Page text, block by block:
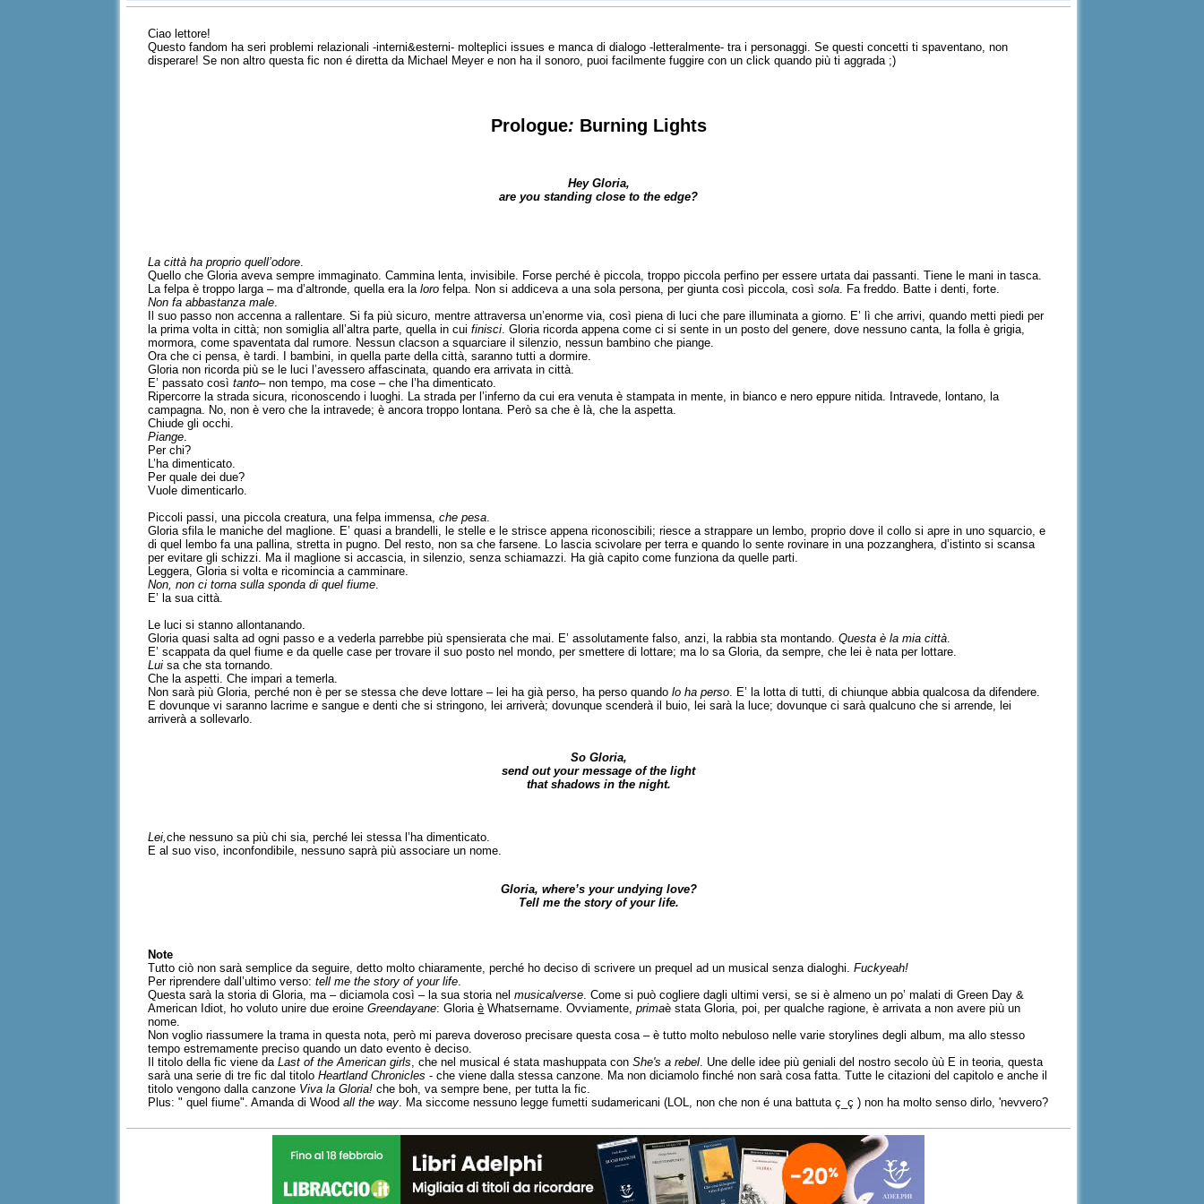
Ciao lettore!
Questo fandom ha seri problemi relazionali -interni&esterni- molteplici issues e manca di dialogo -letteralmente- tra i personaggi. Se questi concetti ti spaventano, non
disperare! Se non altro questa fic non é diretta da Michael Meyer e non ha il sonoro, puoi facilmente fuggire con un click quando più ti aggrada ;)
Prologue: Burning Lights
Hey Gloria,
are you standing close to the edge?
La città ha proprio quell’odore.
Quello che Gloria aveva sempre immaginato. Cammina lenta, invisibile. Forse perché è piccola, troppo piccola perfino per essere urtata dai passanti. Tiene le mani in tasca.
La felpa è troppo larga – ma d’altronde, quella era laloro felpa. Non si addiceva a una sola persona, per giunta così piccola, cosìsola. Fa freddo. Batte i denti, forte.
Non fa abbastanza male.
Il suo passo non accenna a rallentare. Si fa più sicuro, mentre attraversa un’enorme via, così piena di luci che pare illuminata a giorno. E’ lì che arrivi, quando metti piedi per
la prima volta in città; non somiglia all’altra parte, quella in cuifinisci. Gloria ricorda appena come ci si sente in un posto del genere, dove nessuno canta, la folla è grigia,
mormora, come spaventata dal rumore. Nessun clacson a squarciare il silenzio, nessun bambino che piange.
Ora che ci pensa, è tardi. I bambini, in quella parte della città, saranno tutti a dormire.
Gloria non ricorda più se le luci l’avessero affascinata, quando era arrivata in città.
E’ passato cosìtanto– non tempo, ma cose – che l’ha dimenticato.
Ripercorre la strada sicura, riconoscendo i luoghi. La strada per l’inferno da cui era venuta è stampata in mente, in bianco e nero eppure nitida. Intravede, lontano, la
campagna. No, non è vero che la intravede; è ancora troppo lontana. Però sa che è là, che la aspetta.
Chiude gli occhi.
Piange.
Per chi?
L’ha dimenticato.
Per quale dei due?
Vuole dimenticarlo.
Piccoli passi, una piccola creatura, una felpa immensa,che pesa.
Gloria sfila le maniche del maglione. E’ quasi a brandelli, le stelle e le strisce appena riconoscibili; riesce a strappare un lembo, proprio dove il collo si apre in uno squarcio, e
di quel lembo fa una pallina, stretta in pugno. Del resto, non sa che farsene. Lo lascia scivolare per terra e quando lo sente rovinare in una pozzanghera, d’istinto si scansa
per evitare gli schizzi. Ma il maglione si accascia, in silenzio, senza schiamazzi. Ha già capito come funziona da quelle parti.
Leggera, Gloria si volta e ricomincia a camminare.
Non, non ci torna sulla sponda di quel fiume.
E’ la sua città.
Le luci si stanno allontanando.
Gloria quasi salta ad ogni passo e a vederla parrebbe più spensierata che mai. E’ assolutamente falso, anzi, la rabbia sta montando.Questa è la mia città.
E’ scappata da quel fiume e da quelle case per trovare il suo posto nel mondo, per smettere di lottare; ma lo sa Gloria, da sempre, che lei è nata per lottare.
Lui sa che sta tornando.
Che la aspetti. Che impari a temerla.
Non sarà più Gloria, perché non è per se stessa che deve lottare – lei ha già perso, ha perso quandolo ha perso. E’ la lotta di tutti, di chiunque abbia qualcosa da difendere.
E dovunque vi saranno lacrime e sangue e denti che si stringono, lei arriverà; dovunque scenderà il buio, lei sarà la luce; dovunque ci sarà qualcuno che si arrende, lei
arriverà a sollevarlo.
So Gloria,
send out your message of the light
that shadows in the night.
Lei,che nessuno sa più chi sia, perché lei stessa l’ha dimenticato.
E al suo viso, inconfondibile, nessuno saprà più associare un nome.
Gloria, where’s your undying love?
Tell me the story of your life.
Note
Tutto ciò non sarà semplice da seguire, detto molto chiaramente, perché ho deciso di scrivere un prequel ad un musical senza dialoghi.Fuckyeah!
Per riprendere dall’ultimo verso:tell me the story of your life
Questa sarà la storia di Gloria, ma – diciamola così – la sua storia nelmusicalverse . Come si può cogliere dagli ultimi versi, se si è almeno un po’ malati di Green Day &
American Idiot, ho voluto unire due eroineGreendayane: Gloriaè Whatsername. Ovviamente,primaè stata Gloria, poi, per qualche ragione, è arrivata a non avere più un
nome.
Non voglio riassumere la trama in questa nota, però mi pareva doveroso precisare questa cosa – è tutto molto nebuloso nelle varie storylines degli album, ma allo stesso
tempo estremamente preciso quando un dato evento è deciso.
Il titolo della fic viene daLast of the American girls , che nel musical é stata mashuppata conShe's a rebel . Une delle idee più geniali del nostro secolo ùù E in teoria, questa
sarà una serie di tre fic dal titoloHeartland Chronicles - che viene dalla stessa canzone. Ma non diciamolo finché non sarà cosa fatta. Tutte le citazioni del capitolo e anche il
titolo vengono dalla canzone Viva la Gloria!che boh, va sempre bene, per tutta la fic.
Plus: " quel fiume". Amanda di Woodall the way . Ma siccome nessuno legge fumetti sudamericani (LOL, non che non é una battuta ç_ç ) non ha molto senso dirlo, 'nevvero?